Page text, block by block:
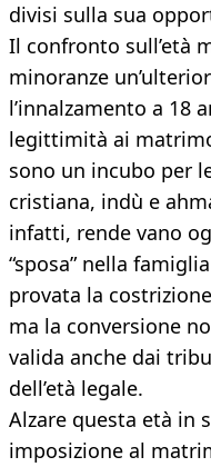
divisi sulla sua
Il confronto sull’età
minoranze
l’innalzamento a 18
legittimità ai
sono un incubo per
cristiana, indù e
infatti, rende vano
“sposa” nella
provata la
ma la conversione
valida anche dai
dell’età legale.
Alzare questa età in
imposizione al